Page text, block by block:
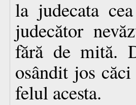
la judecata
judecător
fără de mită.
osândit jos
felul acesta.